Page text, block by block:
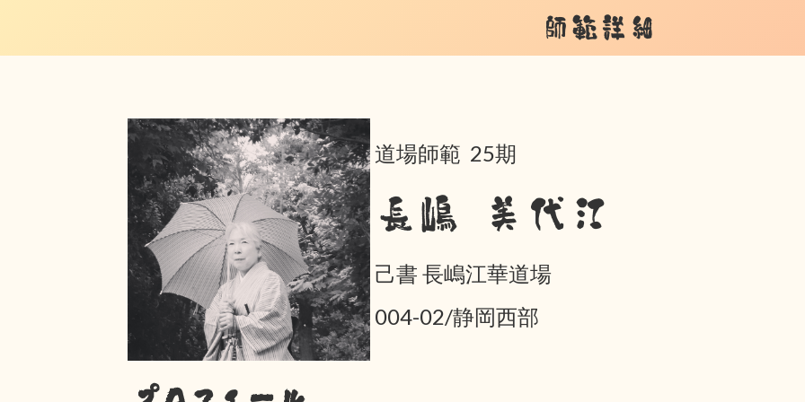
師範詳細
道場師範 25期
長嶋 美代江
己書 長嶋江華道場
004-02/静岡西部